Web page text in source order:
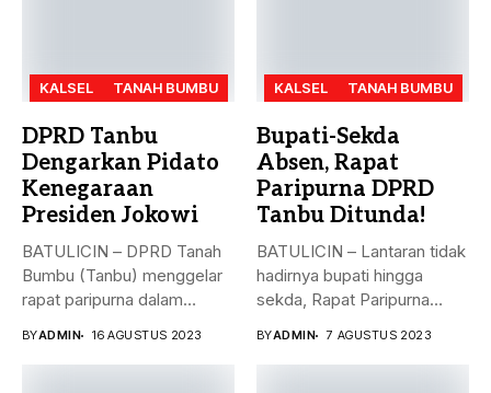
KALSEL TANAH BUMBU
DPRD Tanbu
Dengarkan Pidato
Kenegaraan
Presiden Jokowi
BATULICIN – DPRD Tanah
Bumbu (Tanbu) menggelar
rapat paripurna dalam
BYADMIN 16 AGUSTUS 2023
KALSEL TANAH BUMBU
Bupati-Sekda
Absen, Rapat
Paripurna DPRD
Tanbu Ditunda!
BATULICIN – Lantaran tidak
hadirnya bupati hingga
sekda, Rapat Paripurna
BYADMIN 7 AGUSTUS 2023